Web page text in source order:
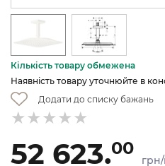
Кількість товару обмежена
Наявність товару уточнюйте в
Додати до списку бажань
52 623.00